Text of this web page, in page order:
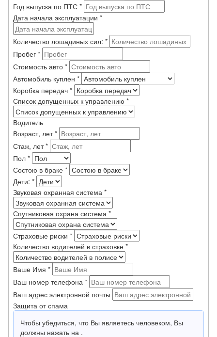
Год выпуска по ПТС *
Дата начала эксплуатации *
Количество лошадиных сил: *
Пробег *
Стоимость авто *
Автомобиль куплен *
Коробка передач *
Список допущенных к управлению *
Водитель
Возраст, лет*
Стаж, лет*
Пол *
Состою в браке *
Дети: *
Звуковая охранная система *
Спутниковая охрана система *
Страховые риски *
Количество водителей в страховке *
Ваше Имя *
Ваш номер телефона *
Ваш адрес электронной почты
Защита от спама
Чтобы убедиться, что Вы являетесь человеком, Вы
должны нажать на .